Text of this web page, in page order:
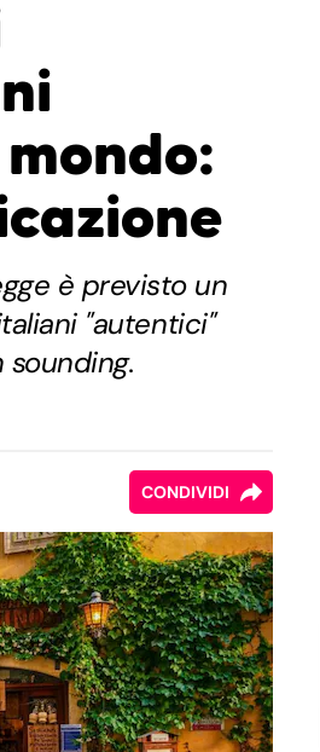
è previsto un
"autentici"
CONDIVIDI